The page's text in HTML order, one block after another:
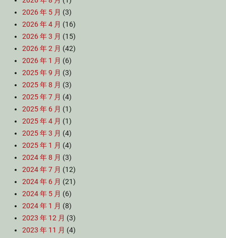
2026 年 5 月 (3)
2026 年 4 月 (16)
2026 年 3 月 (15)
2026 年 2 月 (42)
2026 年 1 月 (6)
2025 年 9 月 (3)
2025 年 8 月 (3)
2025 年 7 月 (4)
2025 年 6 月 (1)
2025 年 4 月 (1)
2025 年 3 月 (4)
2025 年 1 月 (4)
2024 年 8 月 (3)
2024 年 7 月 (12)
2024 年 6 月 (21)
2024 年 5 月 (6)
2024 年 1 月 (8)
2023 年 12 月 (3)
2023 年 11 月 (4)